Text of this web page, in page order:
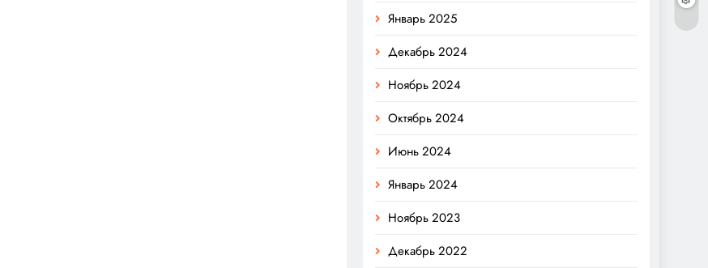
Январь 2025
Декабрь 2024
Ноябрь 2024
Октябрь 2024
Июнь 2024
Январь 2024
Ноябрь 2023
Декабрь 2022